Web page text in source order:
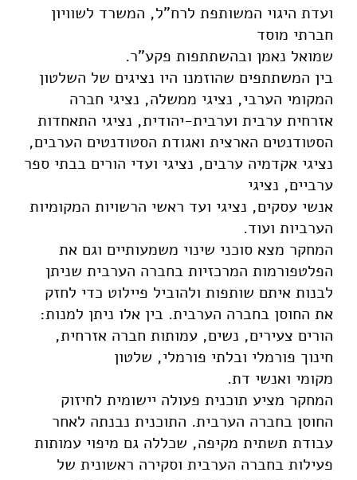
ועדת היגוי המשותפת לרח"ל, המשרד לשוויון
חברתי מוסד
שמואל נאמן ובהשתתפות פקע"ר.
בין המשתתפים שהוזמנו היו נציגים של השלטון
המקומי הערבי, נציגי ממשלה, נציגי חברה
אזרחית ערבית וערבית-יהודית, נציגי התאחדות
הסטודנטים הארצית ואגודת הסטודנטים הערבים,
נציגי אקדמיה ערבים, נציגי ועדי הורים בבתי ספר
ערביים, נציגי
אנשי עסקים, נציגי ועד ראשי הרשויות המקומיות
הערביות ועוד.
המחקר מצא סוכני שינוי משמעותיים וגם את
הפלטפורמות המרכזיות בחברה הערבית שניתן
לבנות איתם שותפות ולהוביל פיילוט כדי לחזק
את החוסן בחברה הערבית. בין אלו ניתן למנות:
הורים צעירים, נשים, עמותות חברה אזרחית,
חינוך פורמלי ובלתי פורמלי, שלטון
מקומי ואנשי דת.
המחקר מציע תוכנית פעולה יישומית לחיזוק
החוסן בחברה הערבית. התוכנית נבנתה לאחר
עבודת תשתית מקיפה, שכללה גם מיפוי עמותות
פעילות בחברה הערבית וסקירה ראשונית של